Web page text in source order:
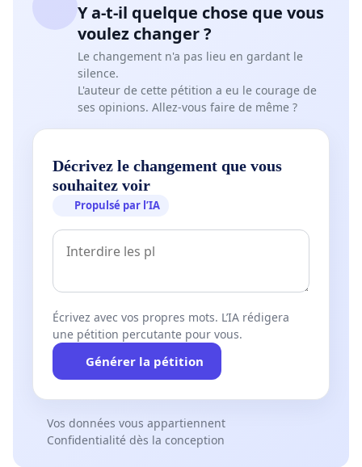
Y a-t-il quelque chose que vous
voulez changer ?
Le changement n'a pas lieu en gardant le
silence.
L'auteur de cette pétition a eu le courage de
ses opinions. Allez-vous faire de même ?
Décrivez le changement que vous
souhaitez voir
Propulsé par l’IA
Écrivez avec vos propres mots. L’IA rédigera
une pétition percutante pour vous.
Générer la pétition
Vos données vous appartiennent
Confidentialité dès la conception